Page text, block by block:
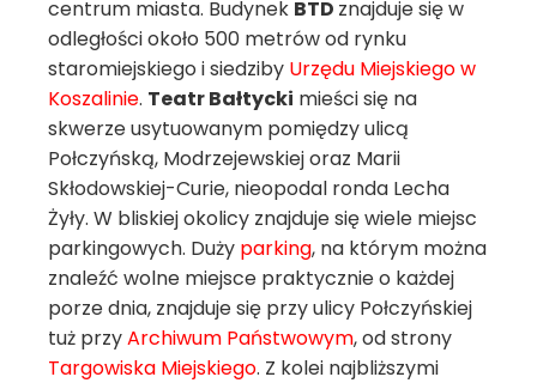
centrum miasta. Budynek BTD znajduje się w
odległości około 500 metrów od rynku
staromiejskiego i siedziby Urzędu Miejskiego w
Koszalinie. Teatr Bałtycki mieści się na
skwerze usytuowanym pomiędzy ulicą
Połczyńską, Modrzejewskiej oraz Marii
Skłodowskiej-Curie, nieopodal ronda Lecha
Żyły. W bliskiej okolicy znajduje się wiele miejsc
parkingowych. Duży parking, na którym można
znaleźć wolne miejsce praktycznie o każdej
porze dnia, znajduje się przy ulicy Połczyńskiej
tuż przyArchiwum Państwowym, od strony
Targowiska Miejskiego. Z kolei najbliższymi